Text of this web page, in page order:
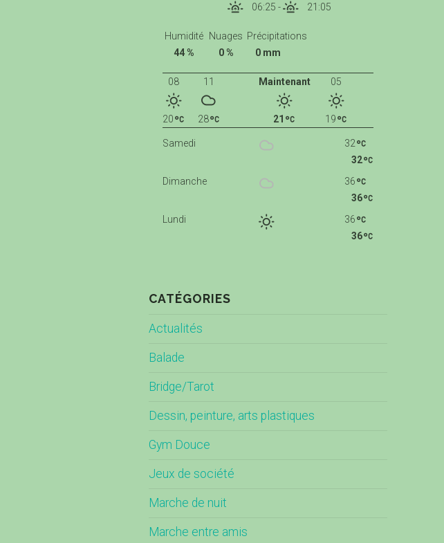
06:25 - 21:05
Humidité
44 %
Nuages
0 %
Précipitations
0 mm
Maintenant
21
05
19
08
20
11
28
Samedi
32
32
Dimanche
36
36
Lundi
36
36
CATÉGORIES
Actualités
Balade
Bridge/Tarot
Dessin, peinture, arts plastiques
Gym Douce
Jeux de société
Marche de nuit
Marche entre amis